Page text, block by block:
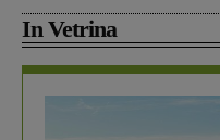
In Vetrina